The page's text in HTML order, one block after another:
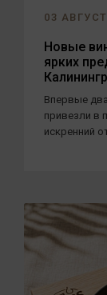
03
Новые
ярких
Впервые
привезли в
искренний